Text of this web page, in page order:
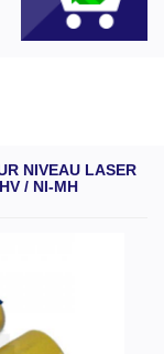
NIVEAU LASER
/ NI-MH